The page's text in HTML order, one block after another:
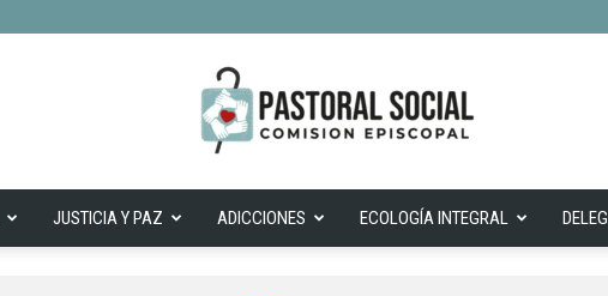
JUSTICIA Y PAZ ADICCIONES ECOLOGÍA INTEGRAL